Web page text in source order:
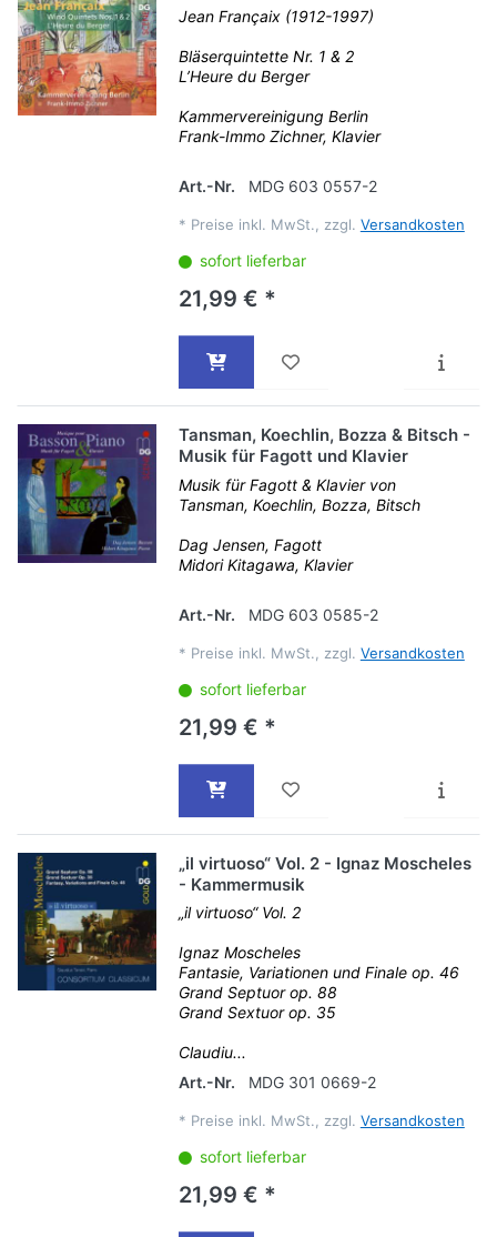
Jean Françaix (1912-1997)
Bläserquintette Nr. 1 & 2
L’Heure du Berger
Kammervereinigung Berlin
Frank-Immo Zichner, Klavier
Art.-Nr. MDG 603 0557-2
* Preise inkl. MwSt., zzgl. Versandkosten
sofort lieferbar
21,99 € *
Tansman, Koechlin, Bozza & Bitsch -
Musik für Fagott und Klavier
Musik für Fagott & Klavier von
Tansman, Koechlin, Bozza, Bitsch
Dag Jensen, Fagott
Midori Kitagawa, Klavier
Art.-Nr. MDG 603 0585-2
* Preise inkl. MwSt., zzgl. Versandkosten
sofort lieferbar
21,99 € *
„il virtuoso“ Vol. 2 - Ignaz Moscheles
- Kammermusik
„il virtuoso“ Vol. 2
Ignaz Moscheles
Fantasie, Variationen und Finale op. 46
Grand Septuor op. 88
Grand Sextuor op. 35
Claudiu...
Art.-Nr.
MDG 301 0669-2
* Preise inkl. MwSt., zzgl. Versandkosten
sofort lieferbar
21,99 € *